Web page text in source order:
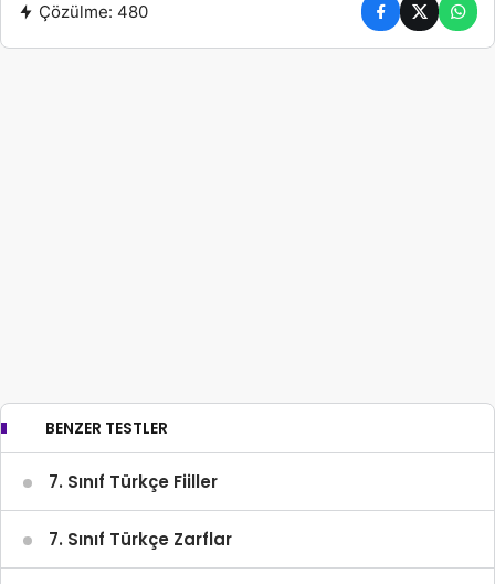
Çözülme: 480
BENZER TESTLER
7. Sınıf Türkçe Fiiller
7. Sınıf Türkçe Zarflar